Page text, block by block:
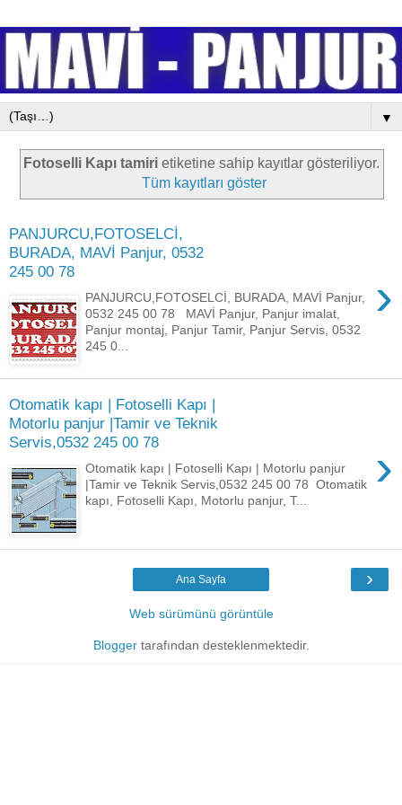
▼
Fotoselli Kapı tamirietiketine sahip kayıtlar gösteriliyor.
Tüm kayıtları göster
PANJURCU,FOTOSELCİ,
BURADA, MAVİ Panjur, 0532
245 00 78
›
PANJURCU,FOTOSELCİ, BURADA, MAVİ Panjur,
0532 245 00 78 MAVİ Panjur, Panjur imalat,
Panjur montaj, Panjur Tamir, Panjur Servis, 0532
245 0...
Otomatik kapı | Fotoselli Kapı |
Motorlu panjur |Tamir ve Teknik
Servis,0532 245 00 78
›
Otomatik kapı | Fotoselli Kapı | Motorlu panjur
|Tamir ve Teknik Servis,0532 245 00 78 Otomatik
kapı, Fotoselli Kapı, Motorlu panjur, T...
›
Ana Sayfa
Web sürümünü görüntüle
Bloggertarafından desteklenmektedir.